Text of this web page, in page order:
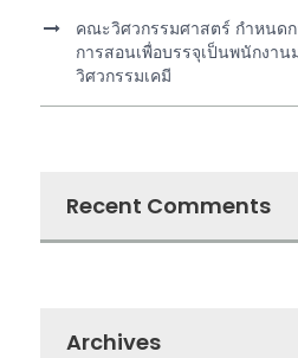
คณะวิศวกรรมศาสตร์ กำหนด
การสอนเพื่อบรรจุเป็นพนักงา
วิศวกรรมเคมี
Recent Comments
Archives